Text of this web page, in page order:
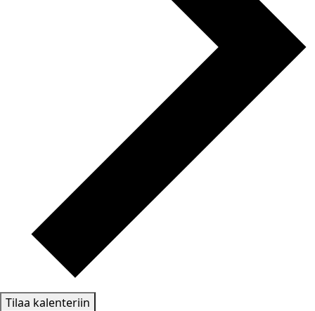
Tilaa kalenteriin